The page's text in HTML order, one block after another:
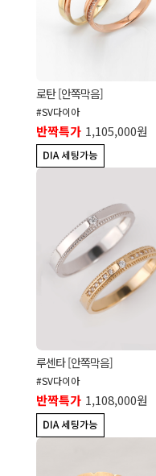
로탄 [안쪽막음]
#SV다이아
반짝특가 1,105,000원
루센타 [안쪽막음]
#SV다이아
반짝특가 1,108,000원